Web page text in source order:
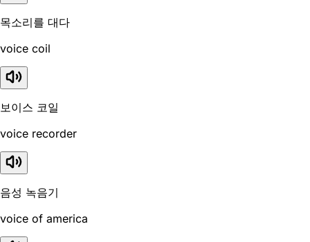
목소리를 대다
voice coil
보이스 코일
voice recorder
음성 녹음기
voice of america